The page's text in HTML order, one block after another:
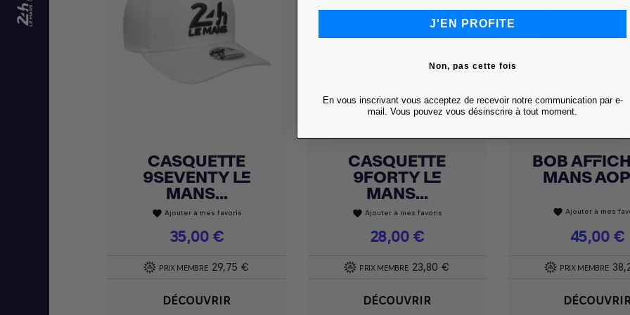
Achat express
CASQUETTE
9SEVENTY LE
MANS...
favorite Ajouter à mes favoris
Prix
35,00 €
PRIX MEMBRE 29,75 €
DÉCOUVRIR
Achat express
CASQUETTE
9FORTY LE
MANS...
favorite Ajouter à mes favoris
Prix
28,00 €
PRIX MEMBRE 23,80 €
DÉCOUVRIR
Achat express
BOB
MANS
favorite Ajouter à mes
Prix
45,00 €
PRIX MEMBRE
J'EN PROFITE
Non, pas cette fois
En vous inscrivant vous acceptez de recevoir notre communication par e-
mail. Vous pouvez vous désinscrire à tout moment.